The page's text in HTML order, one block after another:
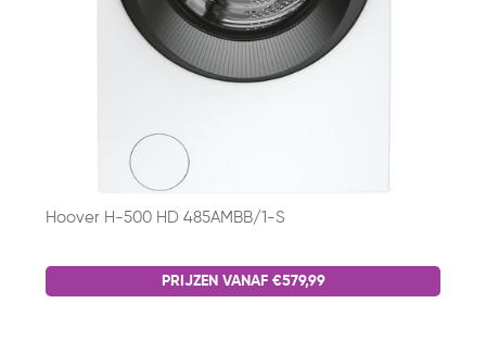
Hoover H-500 HD 485AMBB/1-S
PRIJZEN VANAF €579,99